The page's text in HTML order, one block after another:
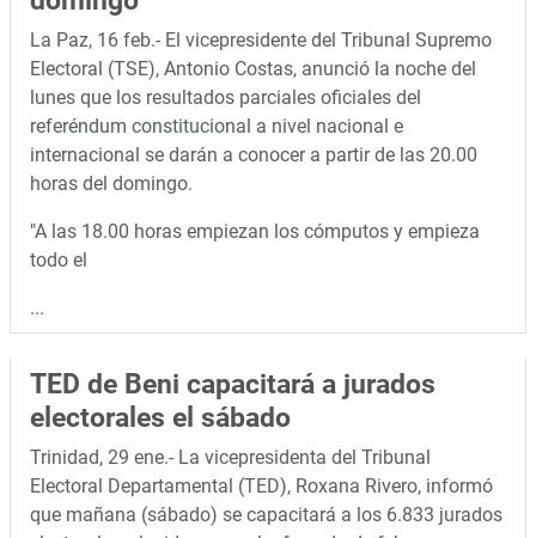
La Paz, 16 feb.- El vicepresidente del Tribunal Supremo
Electoral (TSE), Antonio Costas, anunció la noche del
lunes que los resultados parciales oficiales del
referéndum constitucional a nivel nacional e
internacional se darán a conocer a partir de las 20.00
horas del domingo.
"A las 18.00 horas empiezan los cómputos y empieza
todo el
...
TED de Beni capacitará a jurados
electorales el sábado
Trinidad, 29 ene.- La vicepresidenta del Tribunal
Electoral Departamental (TED), Roxana Rivero, informó
que mañana (sábado) se capacitará a los 6.833 jurados